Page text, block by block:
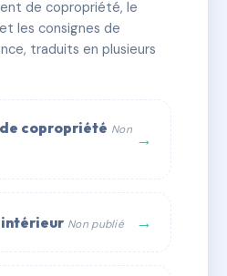
lots 🏗 3 bâtiment(s)
de copropriété, le
les consignes de
traduits en plusieurs
copropriété Non →
intérieur Non publié →